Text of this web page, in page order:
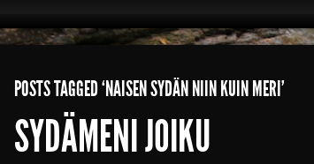
POSTS TAGGED ‘NAISEN SYDÄN NIIN KUIN MERI’
SYDÄMENI JOIKU